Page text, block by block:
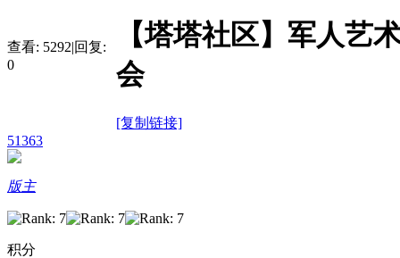
查看: 5292|回复:
0
【塔塔社区】军人艺
会
[复制链接]
51363
版主
积分